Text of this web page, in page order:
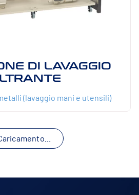
DI LAVAGGIO
(lavaggio mani e utensili)